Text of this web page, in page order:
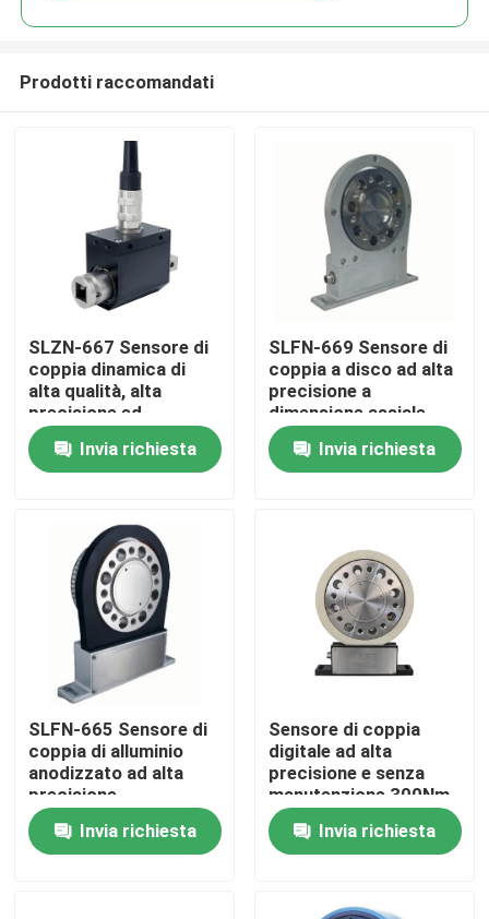
Casa.
Prodotti
Chi Siamo
Controllo della qualità
Contattaci
Notizie
Casi
Dinamometro di coppia di torsione
Prodotti raccomandati
SLZN-667 Sensore di
coppia dinamica di
alta qualità, alta
precisione ed
economico
Invia richiesta
SLFN-669 Sensore di
coppia a disco ad alta
precisione a
dimensione assiale
corta
Invia richiesta
SLFN-665 Sensore di
coppia di alluminio
anodizzato ad alta
precisione
Invia richiesta
Sensore di coppia
digitale ad alta
precisione e senza
manutenzione 300Nm
10000 RPM
Invia richiesta